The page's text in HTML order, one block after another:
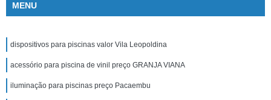
MENU
dispositivos para piscinas valor Vila Leopoldina
acessório para piscina de vinil preço GRANJA VIANA
iluminação para piscinas preço Pacaembu